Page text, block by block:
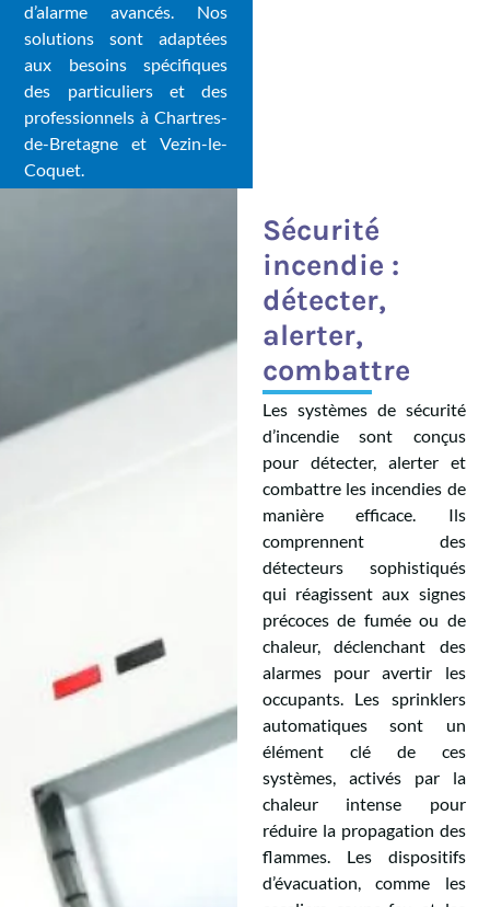
d’alarme avancés. Nos
solutions sont adaptées
aux besoins spécifiques
des particuliers et des
professionnels à Chartres-
de-Bretagne et Vezin-le-
Coquet.
Sécurité
incendie :
détecter,
alerter,
combattre
Les systèmes de sécurité
d’incendie sont conçus
pour détecter, alerter et
combattre les incendies de
manière efficace. Ils
comprennent des
détecteurs sophistiqués
qui réagissent aux signes
précoces de fumée ou de
chaleur, déclenchant des
alarmes pour avertir les
occupants. Les sprinklers
automatiques sont un
élément clé de ces
systèmes, activés par la
chaleur intense pour
réduire la propagation des
flammes. Les dispositifs
d’évacuation, comme les